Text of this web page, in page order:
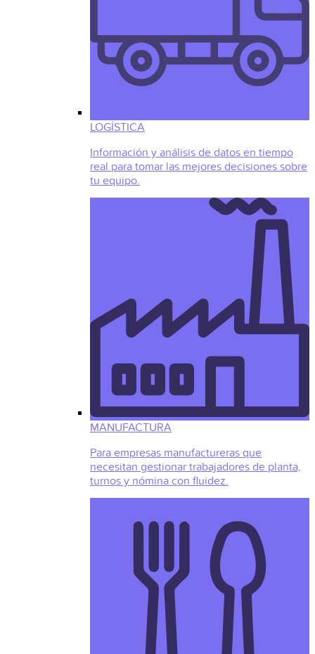
LOGÍSTICA
Información y análisis de datos en tiempo
real para tomar las mejores decisiones sobre
tu equipo.
MANUFACTURA
Para empresas manufactureras que
necesitan gestionar trabajadores de planta,
turnos y nómina con fluidez.